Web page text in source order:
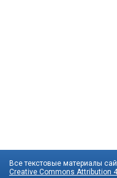
Все текстовые материалы
Creative Commons Attribution